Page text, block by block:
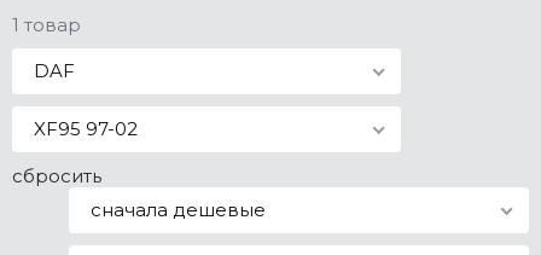
1 товар
DAF
XF95 97-02
сбросить
сначала дешевые